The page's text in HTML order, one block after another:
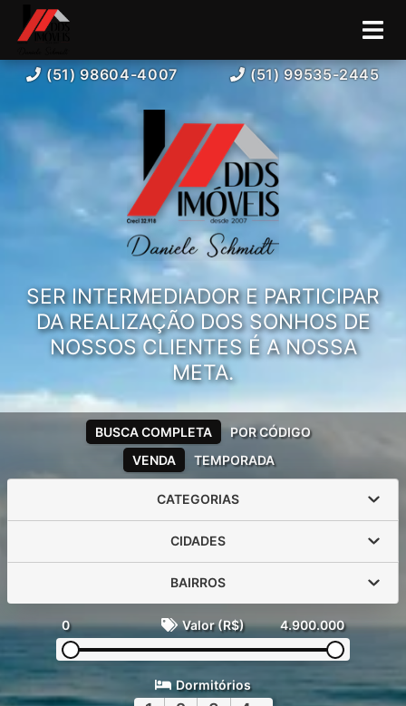
(51) 98604-4007 (51) 99535-2445
SER INTERMEDIADOR E PARTICIPAR
DA REALIZAÇÃO DOS SONHOS DE
NOSSOS CLIENTES É A NOSSA
META.
VENDA TEMPORADA
BUSCA COMPLETA POR CÓDIGO
CATEGORIAS
CIDADES
BAIRROS
0 Valor (R$) 4.900.000
Dormitórios